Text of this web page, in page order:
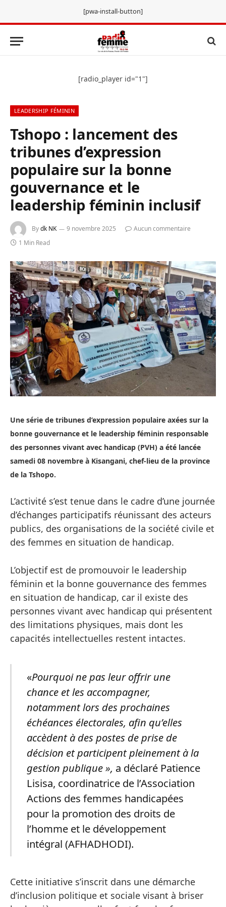
[pwa-install-button]
[radio_player id="1"]
LEADERSHIP FÉMININ
Tshopo : lancement des
tribunes d’expression
populaire sur la bonne
gouvernance et le
leadership féminin inclusif
Bydk NK 9 novembre 2025
Aucun commentaire
1 Min Read
Une série de tribunes d’expression populaire axées sur la
bonne gouvernance et le leadership féminin responsable
des personnes vivant avec handicap (PVH) a été lancée
samedi 08 novembre à Kisangani, chef-lieu de la province
de la Tshopo.
L’activité s’est tenue dans le cadre d’une journée
d’échanges participatifs réunissant des acteurs
publics, des organisations de la société civile et
des femmes en situation de handicap.
L’objectif est de promouvoir le leadership
féminin et la bonne gouvernance des femmes
en situation de handicap, car il existe des
personnes vivant avec handicap qui présentent
des limitations physiques, mais dont les
capacités intellectuelles restent intactes.
«Pourquoi ne pas leur offrir une
chance et les accompagner,
notamment lors des prochaines
échéances électorales, afin qu’elles
accèdent à des postes de prise de
décision et participent pleinement à la
gestion publique », a déclaré Patience
Lisisa, coordinatrice de l’Association
Actions des femmes handicapées
pour la promotion des droits de
l’homme et le développement
intégral (AFHADHODI).
Cette initiative s’inscrit dans une démarche
d’inclusion politique et sociale visant à briser